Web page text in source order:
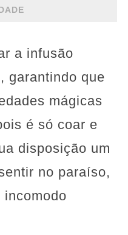
a infusão
garantindo que
mágicas
é só coar e
disposição um
no paraíso,